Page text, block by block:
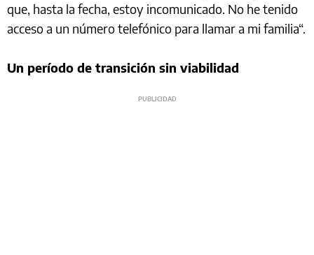
que, hasta la fecha, estoy incomunicado. No he tenido
acceso a un número telefónico para llamar a mi familia“.
Un período de transición sin viabilidad